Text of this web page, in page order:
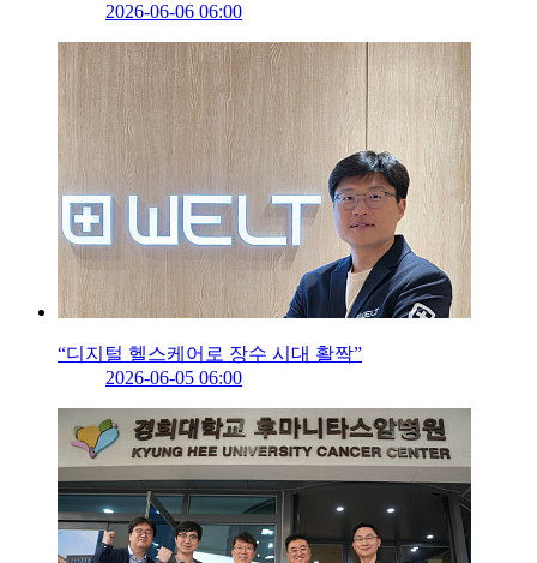
2026-06-06 06:00
“디지털 헬스케어로 장수 시대 활짝”
2026-06-05 06:00